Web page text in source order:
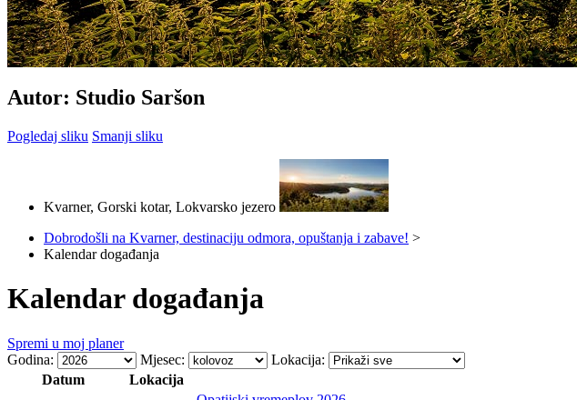
Autor: Studio Saršon
Pogledaj sliku Smanji sliku
Kvarner, Gorski kotar, Lokvarsko jezero
Dobrodošli na Kvarner, destinaciju odmora, opuštanja i zabave! >
Kalendar događanja
Kalendar događanja
Spremi u moj planer
Godina:
Mjesec:
Lokacija:
Datum
Lokacija